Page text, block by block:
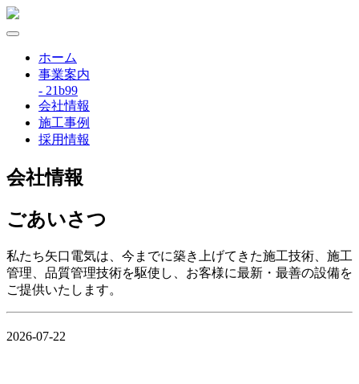
ホーム
事業案内
- 21b99
会社情報
施工事例
採用情報
会社情報
ごあいさつ
私たち矢口電気は、今までに築き上げてきた施工技術、施工
管理、品質管理技術を駆使し、お客様に最新・最善の設備を
ご提供いたします。
2026-07-22